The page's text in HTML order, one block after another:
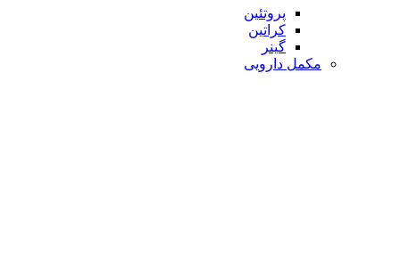
پروتئین
کراتین
گینر
مکمل دارویی